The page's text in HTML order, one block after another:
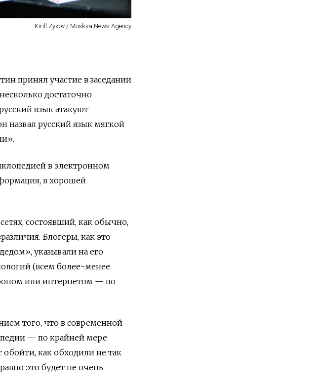
Kirill Zykov / Moskva News Agency
принял участие в заседании
достаточно
язык атакуют
русский язык мягкой
в электронном
в хорошей
состоявший, как обычно,
Блогеры, как это
указывали на его
(всем более-менее
или интернетом — по
того, что в современной
— по крайней мере
как обходили не так
это будет не очень